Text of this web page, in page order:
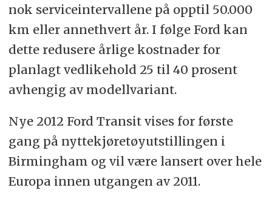
nok serviceintervallene på opptil 50.000
km eller annethvert år. I følge Ford kan
dette redusere årlige kostnader for
planlagt vedlikehold 25 til 40 prosent
avhengig av modellvariant.
Nye 2012 Ford Transit vises for første
gang på nyttekjøretøyutstillingen i
Birmingham og vil være lansert over hele
Europa innen utgangen av 2011.